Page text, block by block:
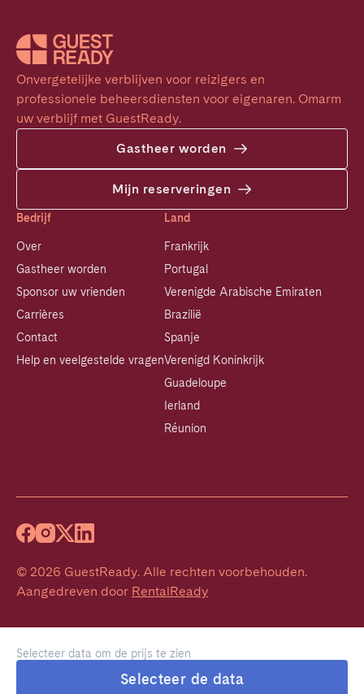
Selecteer data om de prijs te zien
Selecteer de data
Onvergetelijke verblijven voor reizigers en
professionele beheersdiensten voor eigenaren. Omarm
uw verblijf met GuestReady.
Gastheer worden
Mijn reserveringen
Bedrijf
Over
Gastheer worden
Sponsor uw vrienden
Carrières
Contact
Help en veelgestelde vragen
Land
Frankrijk
Portugal
Verenigde Arabische Emiraten
Brazilië
Spanje
Verenigd Koninkrijk
Guadeloupe
Ierland
Réunion
© 2026 GuestReady. Alle rechten voorbehouden.
Aangedreven door RentalReady